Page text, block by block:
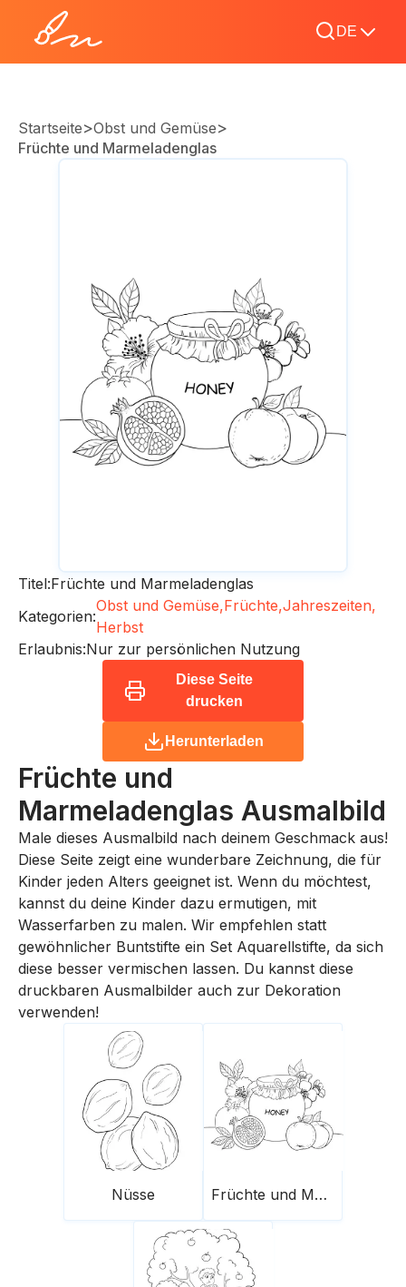
DE
Startseite>Obst und Gemüse>
Früchte und Marmeladenglas
Titel:Früchte und Marmeladenglas
Kategorien:
Obst und Gemüse,Früchte,Jahreszeiten,
Herbst
Erlaubnis:Nur zur persönlichen Nutzung
Diese Seite
drucken
Herunterladen
Früchte und
Marmeladenglas Ausmalbild
Male dieses Ausmalbild nach deinem Geschmack aus!
Diese Seite zeigt eine wunderbare Zeichnung, die für
Kinder jeden Alters geeignet ist. Wenn du möchtest,
kannst du deine Kinder dazu ermutigen, mit
Wasserfarben zu malen. Wir empfehlen statt
gewöhnlicher Buntstifte ein Set Aquarellstifte, da sich
diese besser vermischen lassen. Du kannst diese
druckbaren Ausmalbilder auch zur Dekoration
verwenden!
Nüsse Früchte und Marmeladenglas